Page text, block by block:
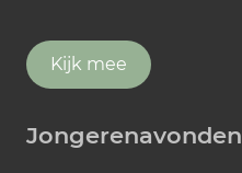
Kijk mee
Jongerenavonden